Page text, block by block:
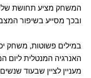
המשחק מציע תחושת
ובכך מסייע בשיפור
במילים פשוטות, משחק
האנרגיה המנטלית ליום
מעניין לציין שבעוד